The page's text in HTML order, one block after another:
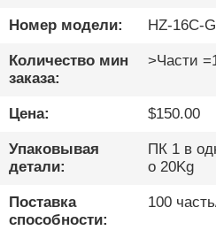
КОНТРОЛЬ
КАЧЕСТВА
СВЯЗАТЬСЯ
С
НАМИ
НОВОСТИ
Номер модели: HZ-16C-G
Количество мин
заказа:
>Части
Цена: $150.00
Упаковывая
детали:
ПК 1 в
о 20Kg
Поставка
способности:
100